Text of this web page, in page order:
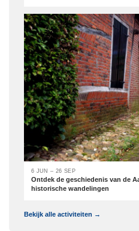
6 JUN – 26 SEP
Ontdek de geschiedenis van de
historische wandelingen
Bekijk alle activiteiten →